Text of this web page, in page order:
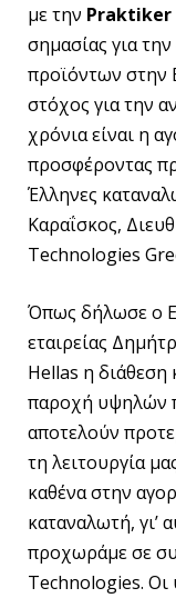
με την Praktiker
σημασίας για
προϊόντων στην
στόχος για την
χρόνια είναι η
προσφέροντας
Έλληνες
Καραΐσκος,
Technologies
Όπως δήλωσε ο
εταιρείας
Hellas η διάθεση
παροχή υψηλών
αποτελούν
τη λειτουργία
καθένα στην
καταναλωτή, γι’
προχωράμε σε
Technologies.